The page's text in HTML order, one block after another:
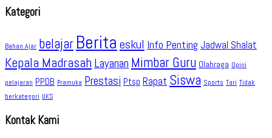
Kategori
Bahan Ajar belajar Berita eskul Info Penting Jadwal Shalat
Kepala Madrasah Layanan Mimbar Guru Olahraga Opini
pelajaran PPDB Pramuka Prestasi Ptsp Rapat Siswa Sports Tari Tidak
berkategori UKS
Kontak Kami